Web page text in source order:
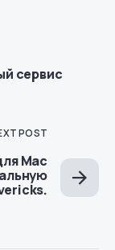
сервис
POST
Mac